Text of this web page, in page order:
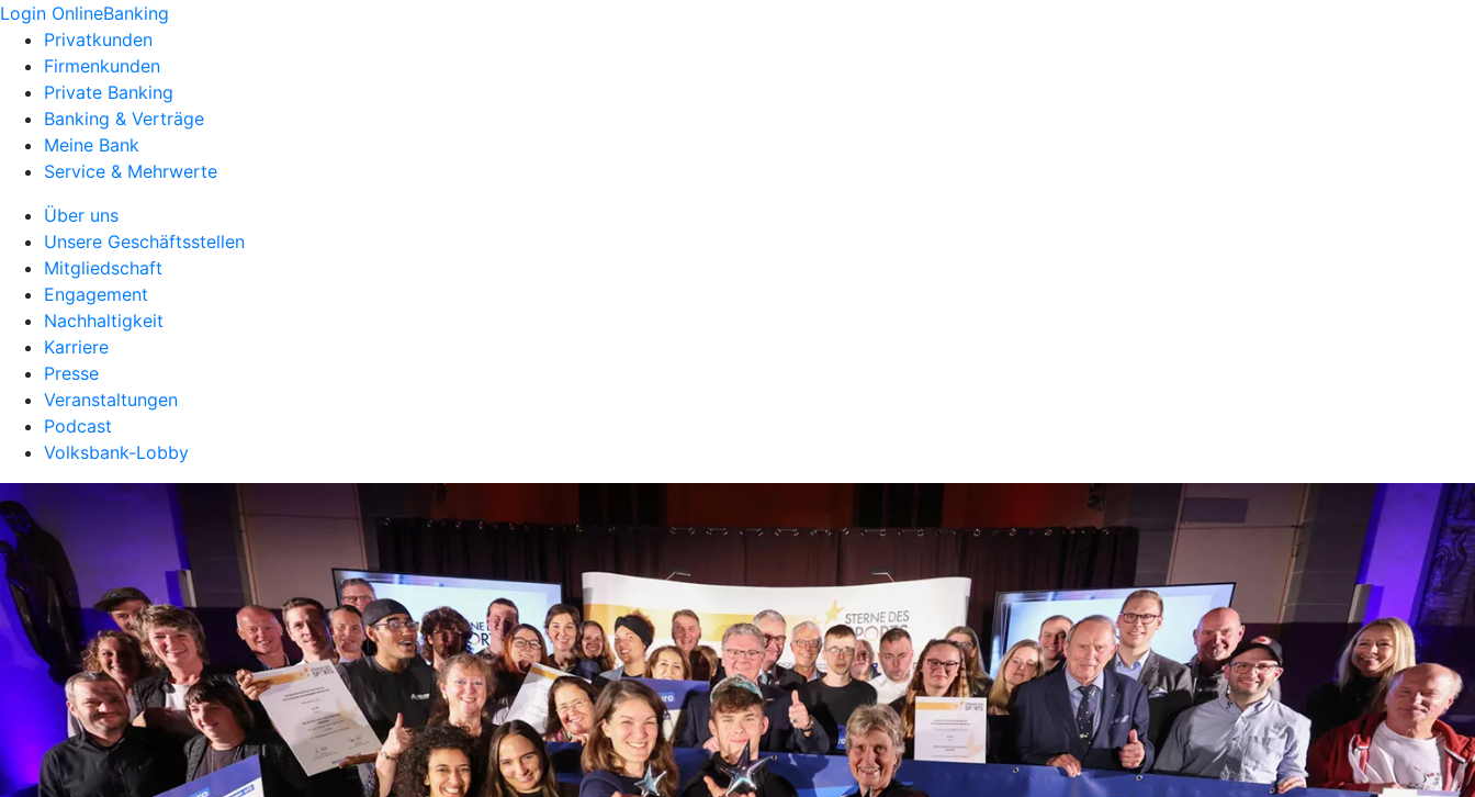
Login OnlineBanking
Privatkunden
Firmenkunden
Private Banking
Banking & Verträge
Meine Bank
Service & Mehrwerte
Über uns
Unsere Geschäftsstellen
Mitgliedschaft
Engagement
Nachhaltigkeit
Karriere
Presse
Veranstaltungen
Podcast
Volksbank-Lobby